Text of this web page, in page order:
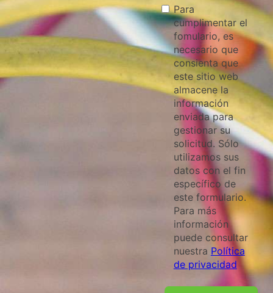
Para
cumplimentar el
fomulario, es
necesario que
consienta que
este sitio web
almacene la
información
enviada para
gestionar su
solicitud. Sólo
utilizamos sus
datos con el fin
específico de
este formulario.
Para más
información
puede consultar
nuestra Política
de privacidad